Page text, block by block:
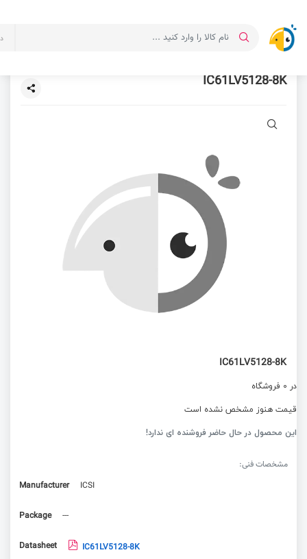
IC61LV5128-8K
IC61LV5128-8K
در 0 فروشگاه
قیمت هنوز مشخص نشده است
این محصول در حال حاضر فروشنده ای ندارد!
مشخصات فنی:
Manufacturer
ICSI
Package ---
Datasheet IC61LV5128-8K